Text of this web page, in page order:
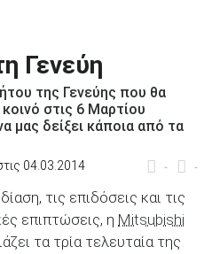
Γενεύη
της Γενεύης που θα
στις 6 Μαρτίου
μας δείξει κάποια από τα
- -
04.03.2014
τις επιδόσεις και τις
επιπτώσεις, η Mitsubishi
τα τρία τελευταία της